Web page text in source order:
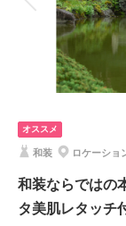
家族と撮影
レタッチ,アクセサリ
靴,ワイシャツ,ネクタ
シンプルな背景が、
ウェディングドレス
そ、お二人の表情や
来店相談予約する
オススメ
和装 ロケーショ
和装ならではの
タ美肌レタッチ